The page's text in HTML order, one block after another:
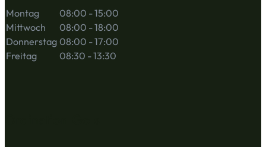
Montag
08:00 - 15:00
Mittwoch
08:00 - 18:00
Donnerstag 08:00 - 17:00
Freitag
08:30 - 13:30